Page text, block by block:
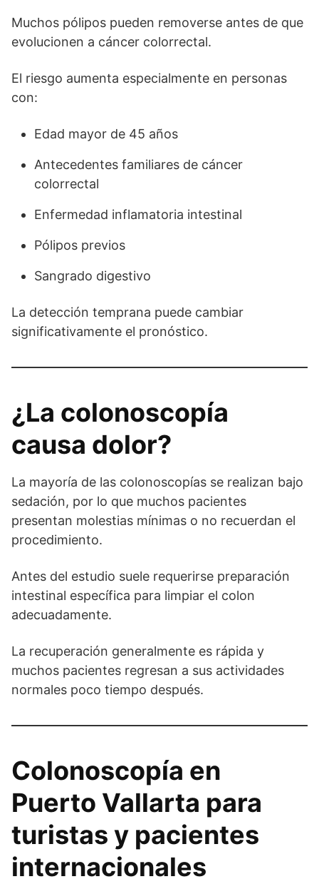
Muchos pólipos pueden removerse antes de que
evolucionen a cáncer colorrectal.
El riesgo aumenta especialmente en personas
con:
Edad mayor de 45 años
Antecedentes familiares de cáncer
colorrectal
Enfermedad inflamatoria intestinal
Pólipos previos
Sangrado digestivo
La detección temprana puede cambiar
significativamente el pronóstico.
¿La colonoscopía
causa dolor?
La mayoría de las colonoscopías se realizan bajo
sedación, por lo que muchos pacientes
presentan molestias mínimas o no recuerdan el
procedimiento.
Antes del estudio suele requerirse preparación
intestinal específica para limpiar el colon
adecuadamente.
La recuperación generalmente es rápida y
muchos pacientes regresan a sus actividades
normales poco tiempo después.
Colonoscopía en
Puerto Vallarta para
turistas y pacientes
internacionales